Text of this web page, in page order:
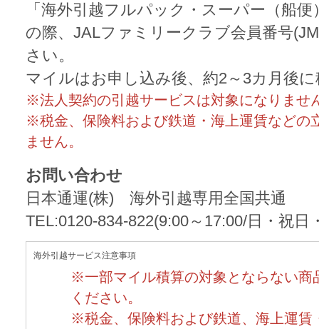
「海外引越フルパック・スーパー（船
の際、JALファミリークラブ会員番号
さい。
マイルはお申し込み後、約2～3カ月後
※法人契約の引越サービスは対象になりませ
※税金、保険料および鉄道・海上運賃などの
ません。
お問い合わせ
日本通運(株) 海外引越専用全国共通
TEL:0120-834-822(9:00～17:00/日・祝日
海外引越サービス注意事項
※一部マイル積算の対象とならない商
ください。
※税金、保険料および鉄道、海上運賃